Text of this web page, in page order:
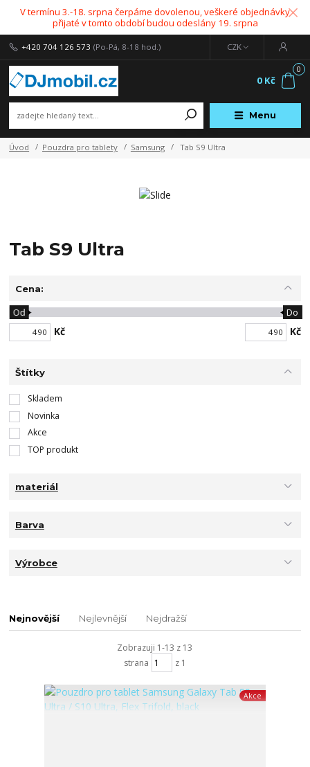
V termínu 3.-18. srpna čerpáme dovolenou, veškeré objednávky
přijaté v tomto období budou odeslány 19. srpna
Menu
CZK
+420 704 126 573 (Po-Pá, 8-18 hod.)
0
0 Kč
Úvod Pouzdra pro tablety Samsung Tab S9 Ultra
Tab S9 Ultra
Cena:
Kč
Od Do
Kč
Štítky
Skladem
Novinka
Akce
TOP produkt
materiál
Barva
Výrobce
Nejnovější Nejlevnější Nejdražší
Zobrazuji 1-13 z 13
strana
z 1
Akce